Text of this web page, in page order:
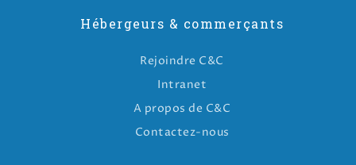
Hébergeurs & commerçants
Rejoindre C&C
Intranet
A propos de C&C
Contactez-nous